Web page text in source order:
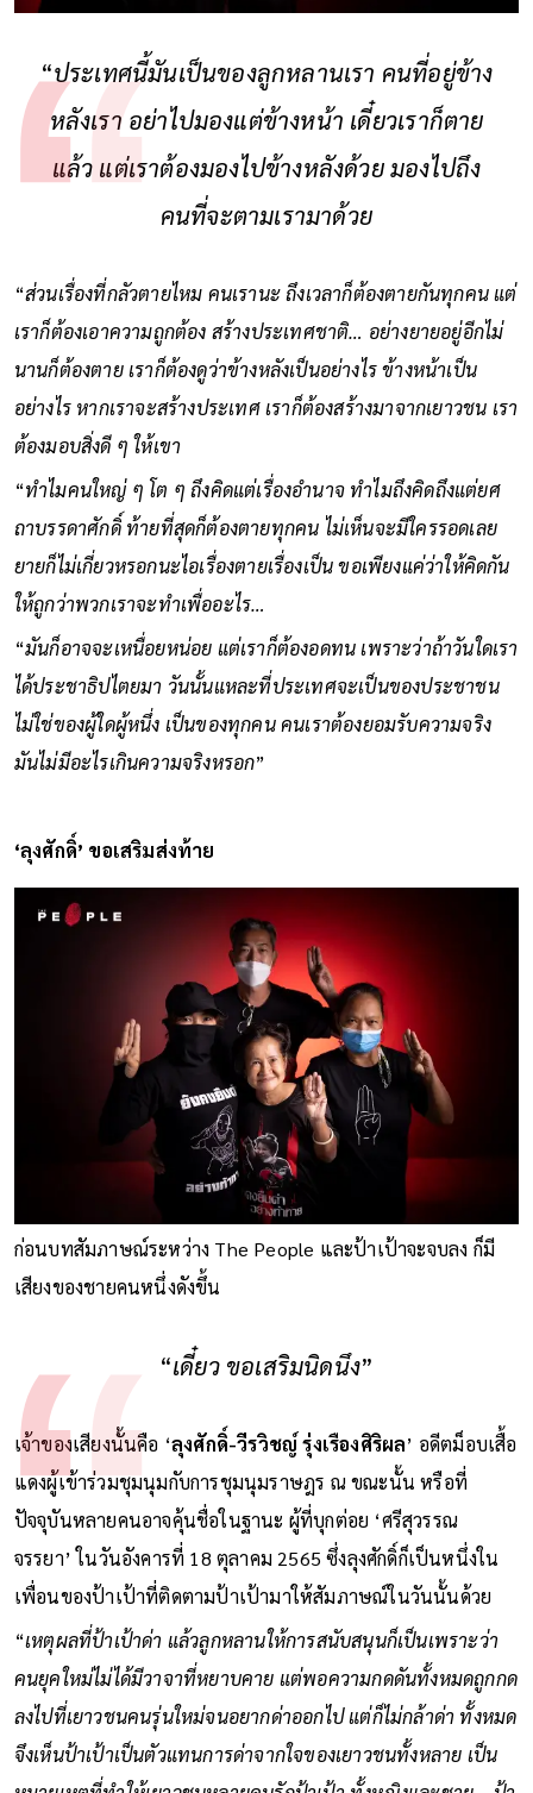
“ประเทศนี้มันเป็นของลูกหลานเรา คนที่อยู่ข้าง
หลังเรา อย่าไปมองแต่ข้างหน้า เดี๋ยวเราก็ตาย
แล้ว แต่เราต้องมองไปข้างหลังด้วย มองไปถึง
คนที่จะตามเรามาด้วย
“ส่วนเรื่องที่กลัวตายไหม คนเรานะ ถึงเวลาก็ต้องตายกันทุกคน แต่
เราก็ต้องเอาความถูกต้อง สร้างประเทศชาติ… อย่างยายอยู่อีกไม่
นานก็ต้องตาย เราก็ต้องดูว่าข้างหลังเป็นอย่างไร ข้างหน้าเป็น
อย่างไร หากเราจะสร้างประเทศ เราก็ต้องสร้างมาจากเยาวชน เรา
ต้องมอบสิ่งดี ๆ ให้เขา
“ทำไมคนใหญ่ ๆ โต ๆ ถึงคิดแต่เรื่องอำนาจ ทำไมถึงคิดถึงแต่ยศ
ถาบรรดาศักดิ์ ท้ายที่สุดก็ต้องตายทุกคน ไม่เห็นจะมีใครรอดเลย
ยายก็ไม่เกี่ยวหรอกนะไอเรื่องตายเรื่องเป็น ขอเพียงแค่ว่าให้คิดกัน
ให้ถูกว่าพวกเราจะทำเพื่ออะไร…
“มันก็อาจจะเหนื่อยหน่อย แต่เราก็ต้องอดทน เพราะว่าถ้าวันใดเรา
ได้ประชาธิปไตยมา วันนั้นแหละที่ประเทศจะเป็นของประชาชน
ไม่ใช่ของผู้ใดผู้หนึ่ง เป็นของทุกคน คนเราต้องยอมรับความจริง
มันไม่มีอะไรเกินความจริงหรอก”
‘ลุงศักดิ์’ ขอเสริมส่งท้าย
ก่อนบทสัมภาษณ์ระหว่าง The People และป้าเป้าจะจบลง ก็มี
เสียงของชายคนหนึ่งดังขึ้น
“เดี๋ยว ขอเสริมนิดนึง”
เจ้าของเสียงนั้นคือ ‘ลุงศักดิ์-วีรวิชญ์ รุ่งเรืองศิริผล’ อดีตม็อบเสื้อ
แดงผู้เข้าร่วมชุมนุมกับการชุมนุมราษฎร ณ ขณะนั้น หรือที่
ปัจจุบันหลายคนอาจคุ้นชื่อในฐานะ ผู้ที่บุกต่อย ‘ศรีสุวรรณ
จรรยา’ ในวันอังคารที่ 18 ตุลาคม 2565 ซึ่งลุงศักดิ์ก็เป็นหนึ่งใน
เพื่อนของป้าเป้าที่ติดตามป้าเป้ามาให้สัมภาษณ์ในวันนั้นด้วย
“เหตุผลที่ป้าเป้าด่า แล้วลูกหลานให้การสนับสนุนก็เป็นเพราะว่า
คนยุคใหม่ไม่ได้มีวาจาที่หยาบคาย แต่พอความกดดันทั้งหมดถูกกด
ลงไปที่เยาวชนคนรุ่นใหม่จนอยากด่าออกไป แต่ก็ไม่กล้าด่า ทั้งหมด
จึงเห็นป้าเป้าเป็นตัวแทนการด่าจากใจของเยาวชนทั้งหลาย เป็น